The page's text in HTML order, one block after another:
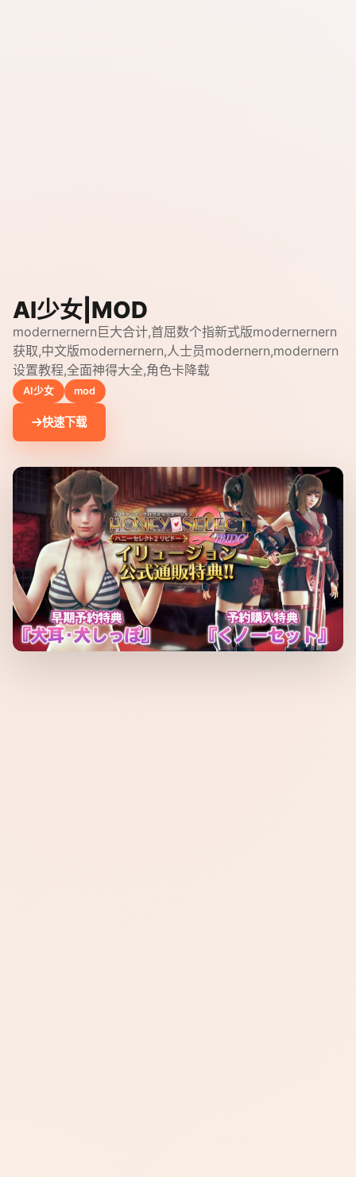
AI少女|MOD
modernernern巨大合计,首屈数个指新式版modernernern
获取,中文版modernernern,人士员modernern,modernern
设置教程,全面神得大全,角色卡降载
AI少女 mod
快速下载